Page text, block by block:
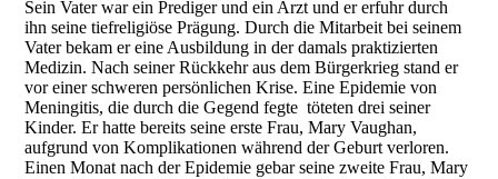
Sein Vater war ein Prediger und ein Arzt und er erfuhr durch
ihn seine tiefreligiöse Prägung. Durch die Mitarbeit bei seinem
Vater bekam er eine Ausbildung in der damals praktizierten
Medizin. Nach seiner Rückkehr aus dem Bürgerkrieg stand er
vor einer schweren persönlichen Krise. Eine Epidemie von
Meningitis, die durch die Gegend fegte töteten drei seiner
Kinder. Er hatte bereits seine erste Frau, Mary Vaughan,
aufgrund von Komplikationen während der Geburt verloren.
Einen Monat nach der Epidemie gebar seine zweite Frau, Mary